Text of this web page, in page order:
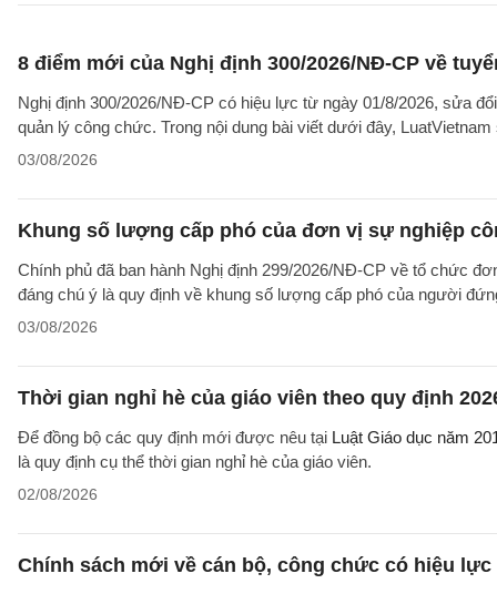
8 điểm mới của Nghị định 300/2026/NĐ-CP về
Nghị định 300/2026/NĐ-CP có hiệu lực từ ngày 01/8/2026, sửa
quản lý công chức. Trong nội dung bài viết dưới đây, LuatVietnam
03/08/2026
Khung số lượng cấp phó của đơn vị sự nghiệp
Chính phủ đã ban hành Nghị định 299/2026/NĐ-CP về tổ chức
đáng chú ý là quy định về khung số lượng cấp phó của người
03/08/2026
Thời gian nghỉ hè của giáo viên theo quy định
Để đồng bộ các quy định mới được nêu tại Luật Giáo dục năm
là quy định cụ thể thời gian nghỉ hè của giáo viên.
02/08/2026
Chính sách mới về cán bộ, công chức có hiệu lực